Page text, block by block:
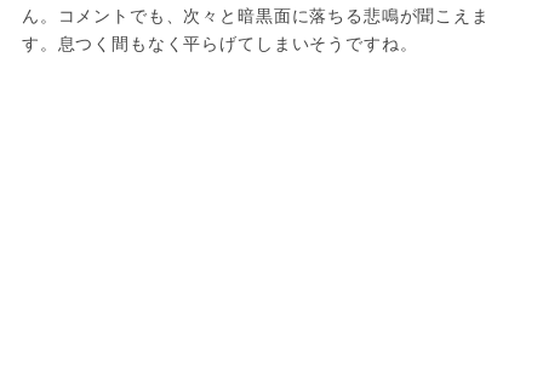
ん。コメントでも、次々と暗黒面に落ちる悲鳴が聞こえま
す。息つく間もなく平らげてしまいそうですね。